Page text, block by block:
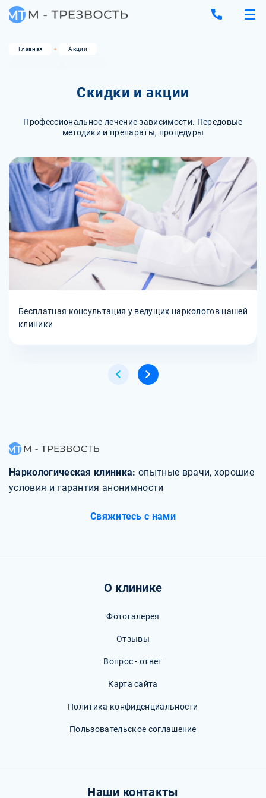
Главная Акции
Скидки и акции
Профессиональное лечение зависимости. Передовые
методики и препараты, процедуры
Бесплатная консультация у ведущих наркологов нашей
клиники
Наркологическая клиника: опытные врачи, хорошие
условия и гарантия анонимности
Свяжитесь с нами
О клинике
Фотогалерея
Отзывы
Вопрос - ответ
Карта сайта
Политика конфиденциальности
Пользовательское соглашение
Наши контакты